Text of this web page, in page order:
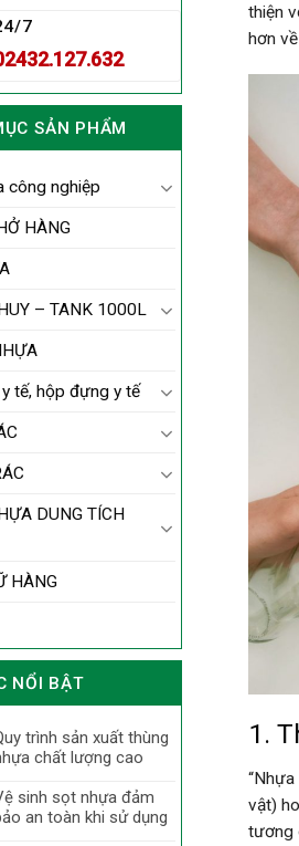
7
SẢN PHẨM
công nghiệp
HÀNG
– TANK 1000L
tế, hộp đựng y tế
DUNG TÍCH
HÀNG
NỔI BẬT
trình sản xuất thùng
chất lượng cao
sinh sọt nhựa đảm
an toàn khi sử dụng
thiện
hơn
1.
vật)
tương